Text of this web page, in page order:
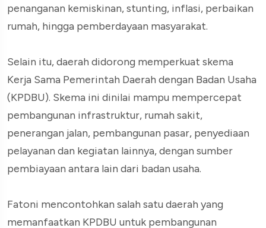
penanganan kemiskinan, stunting, inflasi, perbaikan
rumah, hingga pemberdayaan masyarakat.
Selain itu, daerah didorong memperkuat skema
Kerja Sama Pemerintah Daerah dengan Badan Usaha
(KPDBU). Skema ini dinilai mampu mempercepat
pembangunan infrastruktur, rumah sakit,
penerangan jalan, pembangunan pasar, penyediaan
pelayanan dan kegiatan lainnya, dengan sumber
pembiayaan antara lain dari badan usaha.
Fatoni mencontohkan salah satu daerah yang
memanfaatkan KPDBU untuk pembangunan